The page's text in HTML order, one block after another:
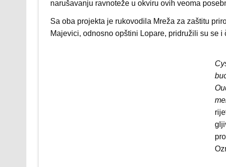
narušavanju ravnoteže u okviru ovih veoma
Sa oba projekta je rukovodila Mreža za zaštitu
Majevici, odnosno opštini Lopare, pridružili su se